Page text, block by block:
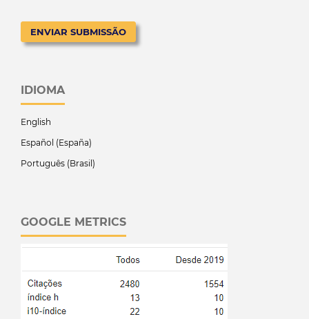
ENVIAR SUBMISSÃO
IDIOMA
English
Español (España)
Português (Brasil)
GOOGLE METRICS